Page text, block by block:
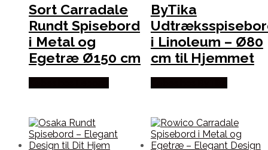
Sort Carradale
Rundt Spisebord
i Metal og
Egetræ Ø150 cm
ByTika
i Linoleum – Ø80
cm til Hjemmet